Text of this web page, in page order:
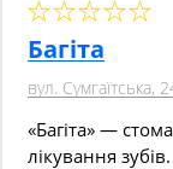
Багіта
вул. Сумгаїтська,
«Багіта» —
лікування